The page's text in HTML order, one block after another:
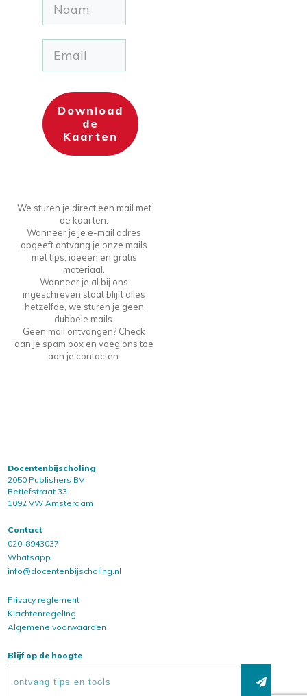
Download
de
Kaarten
We sturen je direct een mail met
de kaarten.
Wanneer je je e-mail adres
opgeeft ontvang je onze mails
met tips, ideeën en gratis
materiaal.
Wanneer je al bij ons
ingeschreven staat blijft alles
hetzelfde, we sturen je geen
dubbele mails.
Geen mail ontvangen? Check
dan je spam box en voeg ons toe
aan je contacten.
Docentenbijscholing
2050 Publishers BV
Retiefstraat 33
1092 VW Amsterdam
Contact
020-8943037
Whatsapp
info@docentenbijscholing.nl
Privacy reglement
Klachtenregeling
Algemene voorwaarden
Blijf op de hoogte